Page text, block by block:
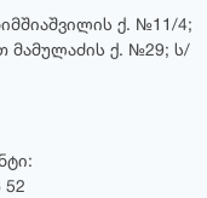
ქ. №11/4;
მამულაძის ქ. №29; ს/
52